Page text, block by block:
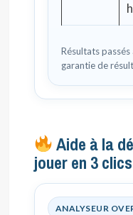
Résultats
garantie de
Aide à la
jouer en 3 clics
ANALYSEUR